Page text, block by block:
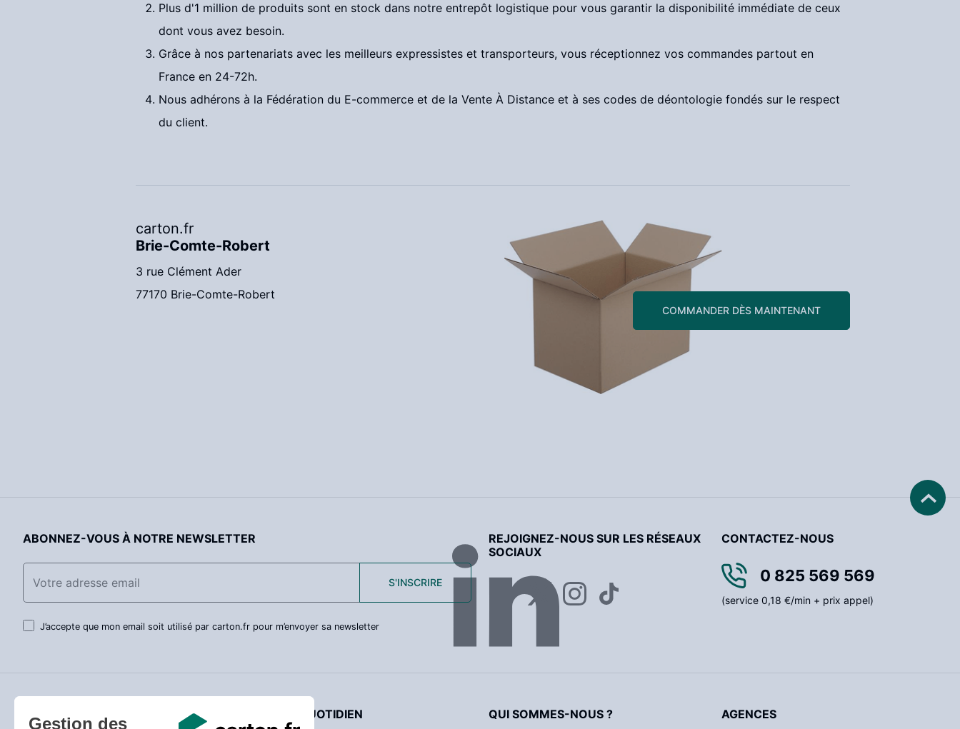
Plus d'1 million de produits sont en stock dans notre entrepôt logistique pour vous garantir la disponibilité immédiate de ceux
dont vous avez besoin.
Grâce à nos partenariats avec les meilleurs expressistes et transporteurs, vous réceptionnez vos commandes partout en
France en 24-72h.
Nous adhérons à la Fédération du E-commerce et de la Vente À Distance et à ses codes de déontologie fondés sur le respect
du client.
carton.fr
Brie-Comte-Robert
3 rue Clément Ader
77170 Brie-Comte-Robert
COMMANDER DÈS MAINTENANT
ABONNEZ-VOUS À NOTRE NEWSLETTER
S'INSCRIRE
J’accepte que mon email soit utilisé par carton.fr pour m’envoyer sa newsletter
REJOIGNEZ-NOUS SUR LES RÉSEAUX
SOCIAUX
CONTACTEZ-NOUS
0 825 569 569
(service 0,18 €/min + prix appel)
SERVICE CLIENT NOTRE QUOTIDIEN QUI SOMMES-NOUS ? AGENCES